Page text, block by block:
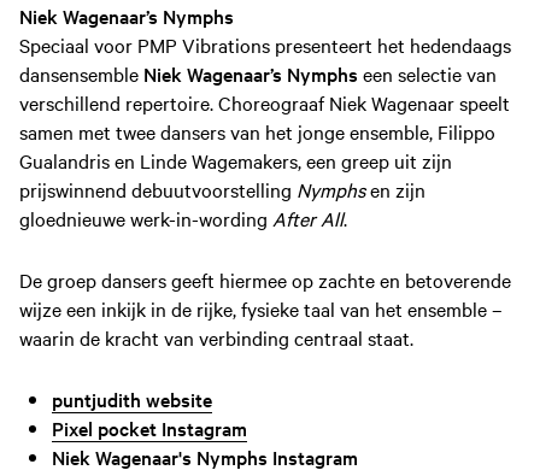
Niek Wagenaar’s Nymphs
Speciaal voor PMP Vibrations presenteert het hedendaags
dansensemble Niek Wagenaar’s Nymphs een selectie van
verschillend repertoire. Choreograaf Niek Wagenaar speelt
samen met twee dansers van het jonge ensemble, Filippo
Gualandris en Linde Wagemakers, een greep uit zijn
prijswinnend debuutvoorstelling Nymphsen zijn
gloednieuwe werk-in-wording After All.
De groep dansers geeft hiermee op zachte en betoverende
wijze een inkijk in de rijke, fysieke taal van het ensemble –
waarin de kracht van verbinding centraal staat.
puntjudith website
Pixel pocket Instagram
Niek Wagenaar's Nymphs Instagram